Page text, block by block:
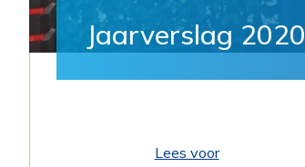
Jaarverslag 2020
Lees voor